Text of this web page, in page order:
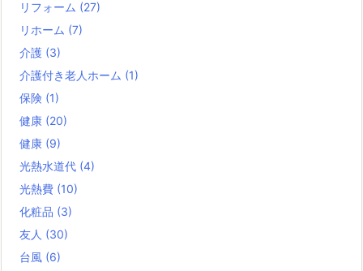
リフォーム (27)
リホーム (7)
介護 (3)
介護付き老人ホーム (1)
保険 (1)
健康 (20)
健康 (9)
光熱水道代 (4)
光熱費 (10)
化粧品 (3)
友人 (30)
台風 (6)